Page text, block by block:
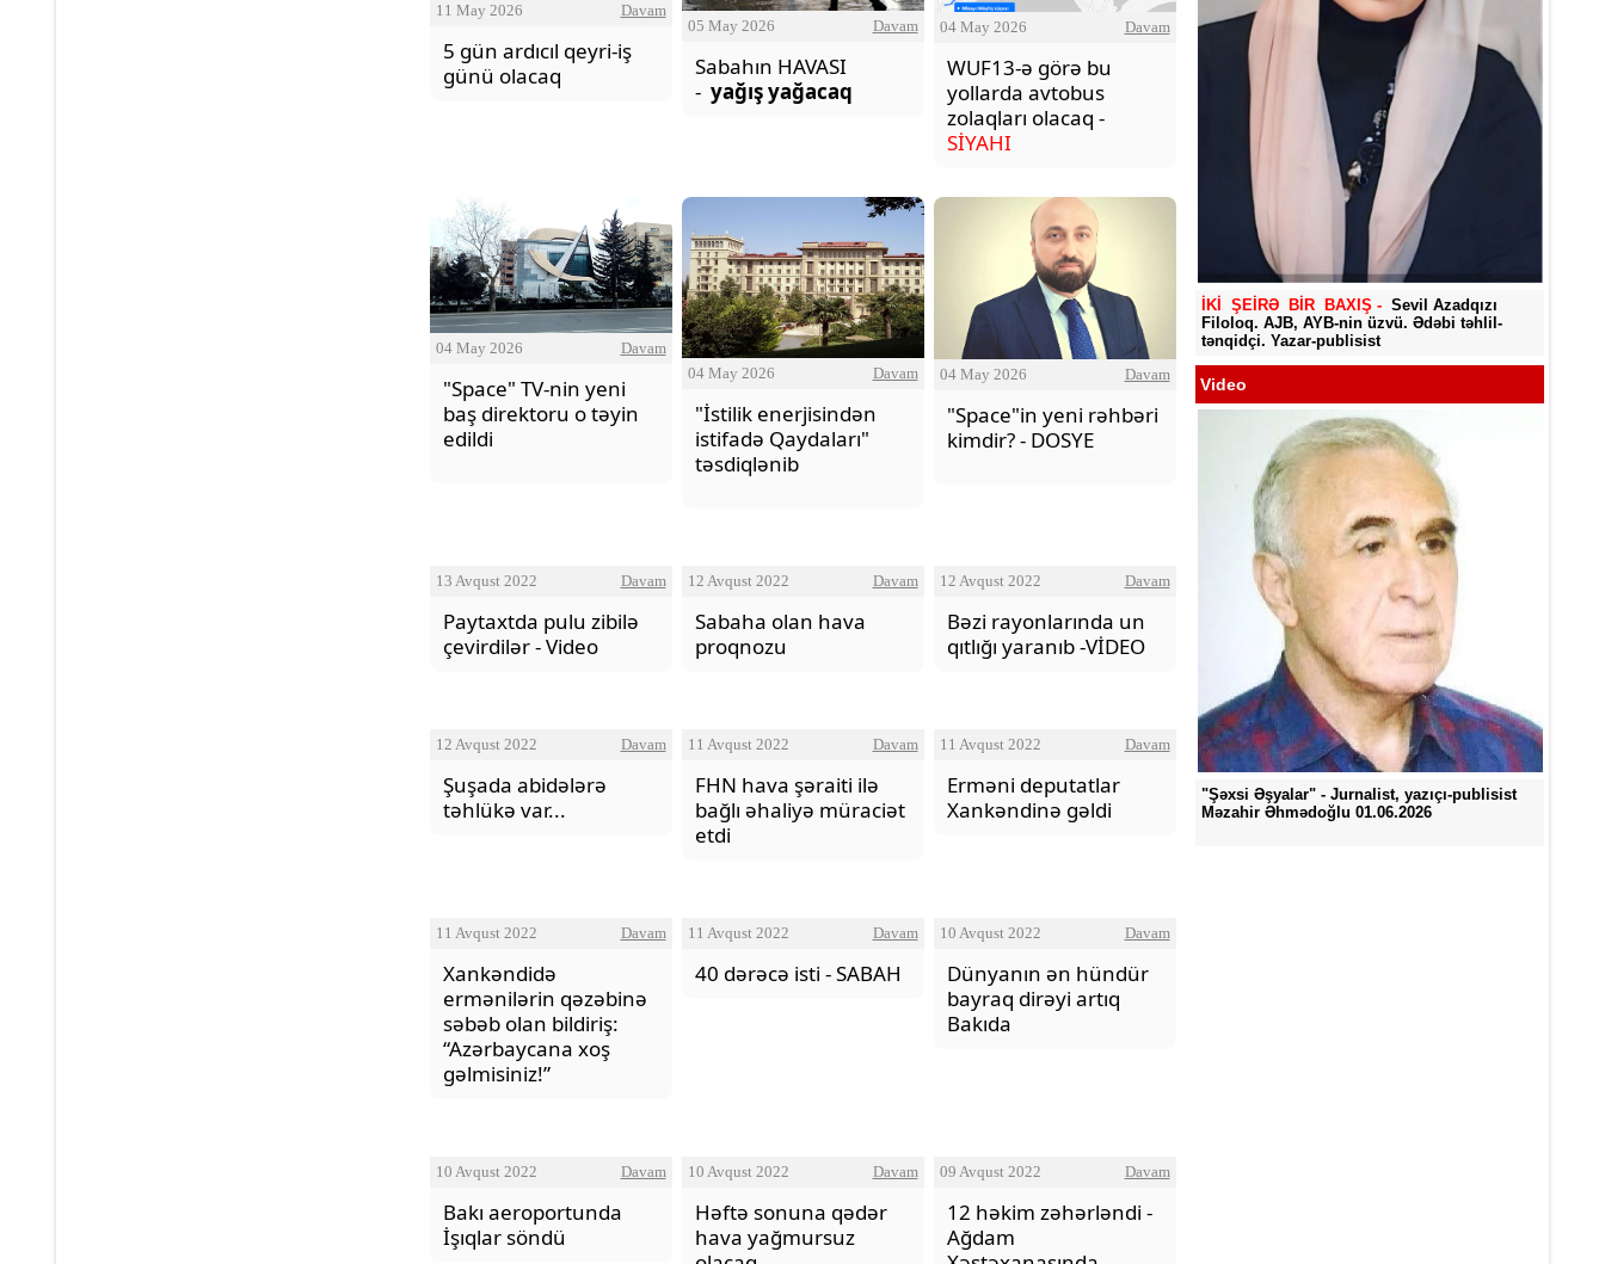
11 May 2026 Davam
5 gün ardıcıl qeyri-iş
günü olacaq
05 May 2026 Davam
Sabahın HAVASI
- yağış yağacaq
04 May 2026 Davam
WUF13-ə görə bu
yollarda avtobus
zolaqları olacaq -
SİYAHI
04 May 2026 Davam
"Space" TV-nin yeni
baş direktoru o təyin
edildi
04 May 2026 Davam
"İstilik enerjisindən
istifadə Qaydaları"
təsdiqlənib
04 May 2026 Davam
"Space"in yeni rəhbəri
kimdir? - DOSYE
13 Avqust 2022 Davam
Paytaxtda pulu zibilə
çevirdilər - Video
12 Avqust 2022 Davam
Sabaha olan hava
proqnozu
12 Avqust 2022 Davam
Bəzi rayonlarında un
qıtlığı yaranıb -VİDEO
12 Avqust 2022 Davam
Şuşada abidələrə
təhlükə var...
11 Avqust 2022 Davam
FHN hava şəraiti ilə
bağlı əhaliyə müraciət
etdi
11 Avqust 2022 Davam
Erməni deputatlar
Xankəndinə gəldi
11 Avqust 2022 Davam
Xankəndidə
ermənilərin qəzəbinə
səbəb olan bildiriş:
“Azərbaycana xoş
gəlmisiniz!”
11 Avqust 2022 Davam
40 dərəcə isti - SABAH
10 Avqust 2022 Davam
Dünyanın ən hündür
bayraq dirəyi artıq
Bakıda
10 Avqust 2022 Davam
Bakı aeroportunda
İşıqlar söndü
10 Avqust 2022 Davam
Həftə sonuna qədər
hava yağmursuz
09 Avqust 2022 Davam
12 həkim zəhərləndi -
Ağdam
İKİ ŞEİRƏ BİR BAXIŞ - Sevil Azadqızı
Filoloq. AJB, AYB-nin üzvü. Ədəbi təhlil-
tənqidçi. Yazar-publisist
Video
"Şəxsi Əşyalar" - Jurnalist, yazıçı-publisist
Məzahir Əhmədoğlu 01.06.2026